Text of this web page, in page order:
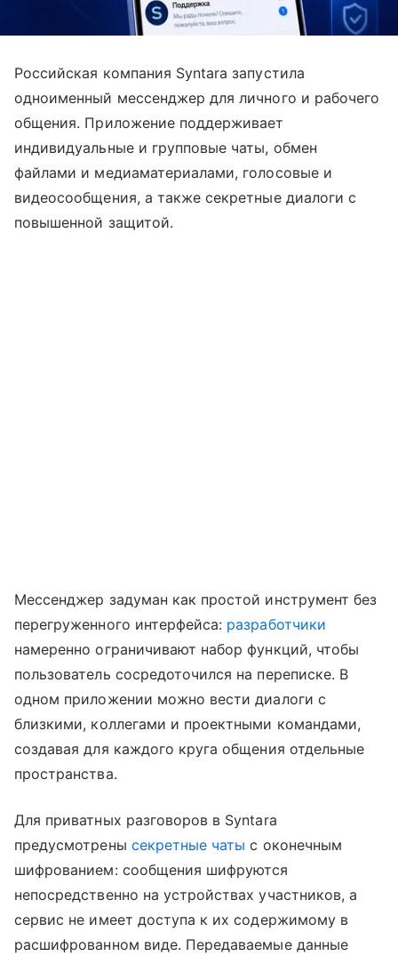
Российская компания Syntara запустила
одноименный мессенджер для личного и рабочего
общения. Приложение поддерживает
индивидуальные и групповые чаты, обмен
файлами и медиаматериалами, голосовые и
видеосообщения, а также секретные диалоги с
повышенной защитой.
Мессенджер задуман как простой инструмент без
перегруженного интерфейса: разработчики
намеренно ограничивают набор функций, чтобы
пользователь сосредоточился на переписке. В
одном приложении можно вести диалоги с
близкими, коллегами и проектными командами,
создавая для каждого круга общения отдельные
пространства.
Для приватных разговоров в Syntara
предусмотрены секретные чаты с оконечным
шифрованием: сообщения шифруются
непосредственно на устройствах участников, а
сервис не имеет доступа к их содержимому в
расшифрованном виде. Передаваемые данные